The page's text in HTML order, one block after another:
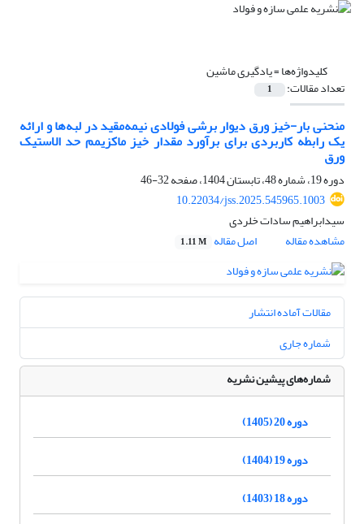
کلیدواژه‌ها =یادگیری ماشین
تعداد مقالات: 1
منحنی بار-خیز ورق دیوار برشی فولادی نیمه‌مقید در لبه‌ها و ارائه
یک رابطه کاربردی برای برآورد مقدار خیز ماکزیمم حد الاستیک
ورق
دوره 19، شماره 48، تابستان 1404، صفحه
32-46
10.22034/jss.2025.545965.1003
سیدابراهیم سادات خلردی
مشاهده مقاله
اصل مقاله 1.11 M
مقالات آماده انتشار
شماره جاری
شماره‌های پیشین نشریه
دوره 20 (1405)
دوره 19 (1404)
دوره 18 (1403)